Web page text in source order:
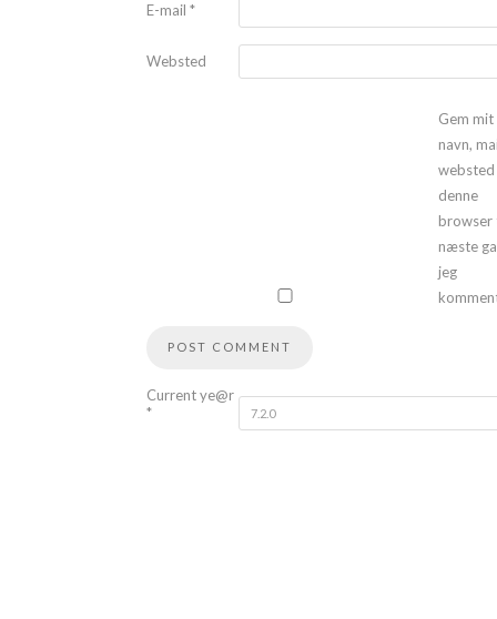
E-mail *
Websted
Gem mit
navn,
websted
denne
browser
næste
jeg
Current ye@r
*